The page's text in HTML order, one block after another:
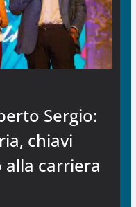
Sergio:
chiavi
carriera